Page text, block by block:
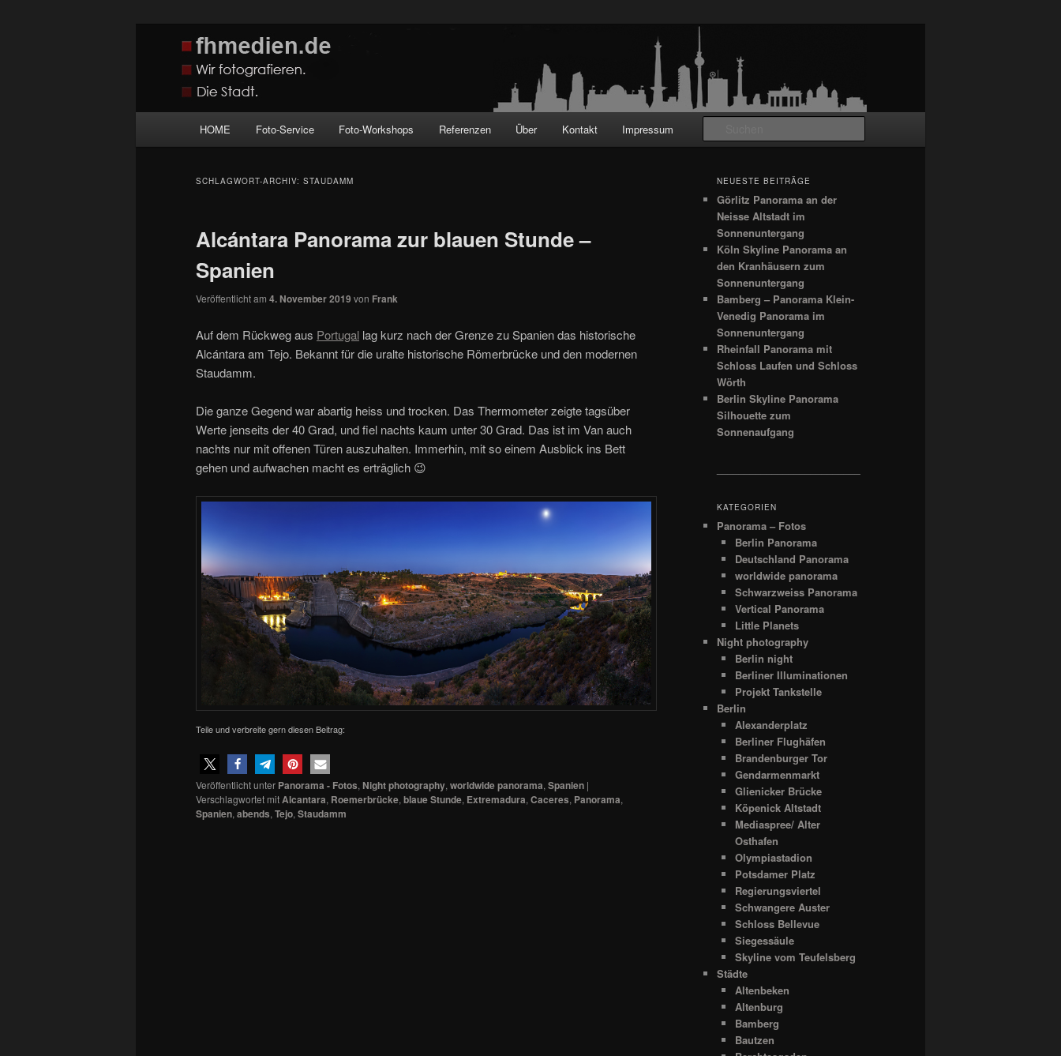
fhmedien.de
Wir fotografieren die Hauptstadt!
HOME Foto-Service Foto-Workshops Referenzen Über Kontakt Impressum
SCHLAGWORT-ARCHIV: STAUDAMM
Alcántara Panorama zur blauen Stunde –
Spanien
Veröffentlicht am 4. November 2019 von Frank
Auf dem Rückweg aus Portugal lag kurz nach der Grenze zu Spanien das historische
Alcántara am Tejo. Bekannt für die uralte historische Römerbrücke und den modernen
Staudamm.
Die ganze Gegend war abartig heiss und trocken. Das Thermometer zeigte tagsüber
Werte jenseits der 40 Grad, und fiel nachts kaum unter 30 Grad. Das ist im Van auch
nachts nur mit offenen Türen auszuhalten. Immerhin, mit so einem Ausblick ins Bett
gehen und aufwachen macht es erträglich 😉
Teile und verbreite gern diesen Beitrag:
Veröffentlicht unter Panorama - Fotos, Night photography, worldwide panorama, Spanien |
Verschlagwortet mit Alcantara, Roemerbrücke, blaue Stunde, Extremadura, Caceres, Panorama,
Spanien, abends, Tejo, Staudamm
NEUESTE BEITRÄGE
Görlitz Panorama an der
Neisse Altstadt im
Sonnenuntergang
Köln Skyline Panorama an
den Kranhäusern zum
Sonnenuntergang
Bamberg – Panorama Klein-
Venedig Panorama im
Sonnenuntergang
Rheinfall Panorama mit
Schloss Laufen und Schloss
Wörth
Berlin Skyline Panorama
Silhouette zum
Sonnenaufgang
KATEGORIEN
Panorama – Fotos
Berlin Panorama
Deutschland Panorama
worldwide panorama
Schwarzweiss Panorama
Vertical Panorama
Little Planets
Night photography
Berlin night
Berliner Illuminationen
Projekt Tankstelle
Berlin
Alexanderplatz
Berliner Flughäfen
Brandenburger Tor
Gendarmenmarkt
Glienicker Brücke
Köpenick Altstadt
Mediaspree/ Alter
Osthafen
Olympiastadion
Potsdamer Platz
Regierungsviertel
Schwangere Auster
Schloss Bellevue
Siegessäule
Skyline vom Teufelsberg
Städte
Altenbeken
Altenburg
Bamberg
Bautzen